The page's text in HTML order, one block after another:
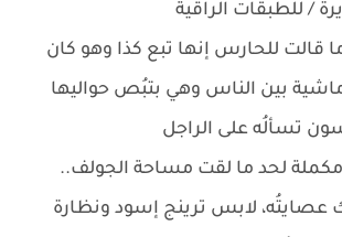
/ للطبقات الراقية
قالت للحارس إنها تبع كذا وهو كان
بين الناس وهي بتبُص حواليها
تسألُه على الراجل
لحد ما لقت مساحة الجولف..
لابس ترينج إسود ونظارة